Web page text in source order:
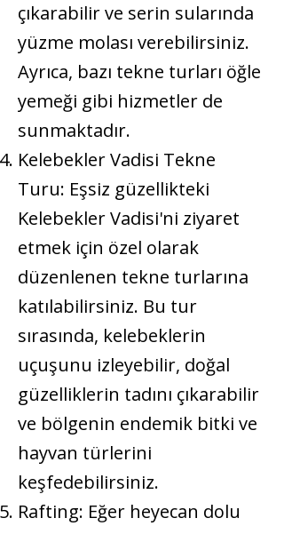
çıkarabilir ve serin sularında
yüzme molası verebilirsiniz.
Ayrıca, bazı tekne turları öğle
yemeği gibi hizmetler de
sunmaktadır.
Kelebekler Vadisi Tekne
Turu: Eşsiz güzellikteki
Kelebekler Vadisi'ni ziyaret
etmek için özel olarak
düzenlenen tekne turlarına
katılabilirsiniz. Bu tur
sırasında, kelebeklerin
uçuşunu izleyebilir, doğal
güzelliklerin tadını çıkarabilir
ve bölgenin endemik bitki ve
hayvan türlerini
keşfedebilirsiniz.
Rafting: Eğer heyecan dolu